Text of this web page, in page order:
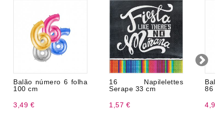
Balão número 6 folha
100 cm
3,49 €
16 Napilelettes
Serape 33 cm
1,57 €
86